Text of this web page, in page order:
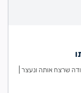
שרצח אותה ונעצר |